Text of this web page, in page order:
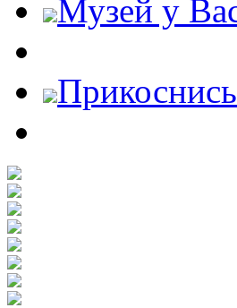
Музей у